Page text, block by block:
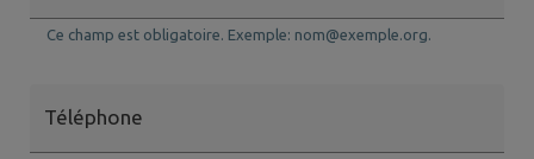
Ce champ est obligatoire. Exemple: nom@exemple.org.
Téléphone